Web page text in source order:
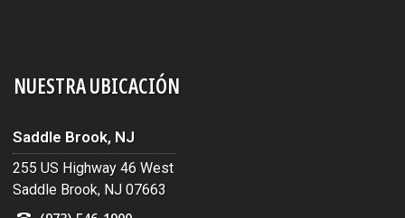
NUESTRA UBICACIÓN
Saddle Brook, NJ
255 US Highway 46 West
Saddle Brook, NJ 07663